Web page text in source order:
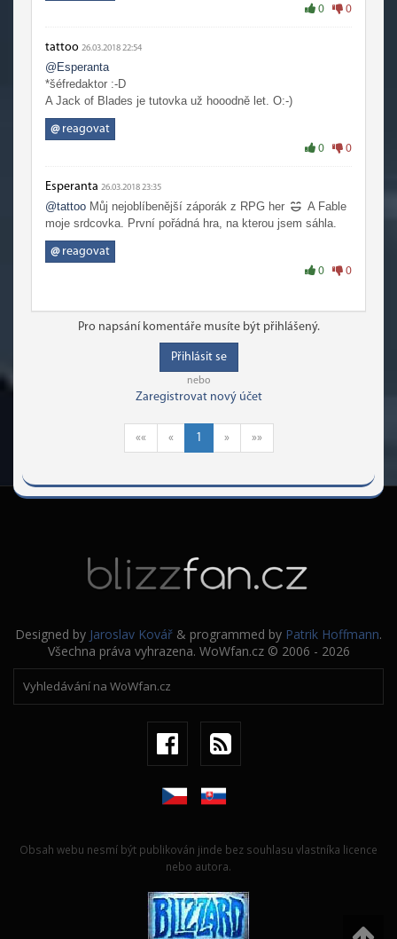
0 0
tattoo 26.03.2018 22:54
@Esperanta
*šéfredaktor :-D
A Jack of Blades je tutovka už hooodně let. O:-)
@reagovat
0 0
Esperanta 26.03.2018 23:35
@tattoo Můj nejoblíbenější záporák z RPG her
A Fable
moje srdcovka. První pořádná hra, na kterou jsem sáhla.
@reagovat
0 0
Pro napsání komentáře musíte být přihlášený.
Přihlásit se
nebo
Zaregistrovat nový účet
«« « 1 » »»
Designed by Jaroslav Kovář & programmed by Patrik Hoffmann.
Všechna práva vyhrazena. WoWfan.cz © 2006 - 2026
Obsah webu nesmí být publikován jinde bez souhlasu vlastníka licence
nebo autora.